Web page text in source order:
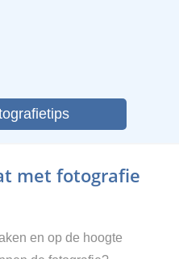
met fotografie
en op de hoogte